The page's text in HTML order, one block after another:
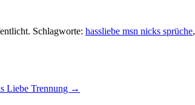
Schlagworte: hassliebe msn nicks sprüche,
Liebe Trennung →